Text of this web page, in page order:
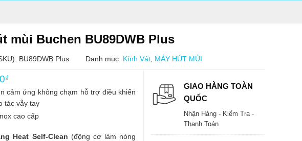
mùi Buchen BU89DWB Plus
BU89DWB Plus Danh mục: Kính Vát MÁY HÚT MÙI
₫
cảm ứng không chạm hỗ trợ điều khiển
tác vẫy tay
cao cấp
Heat Self-Clean (động cơ làm nóng
GIAO HÀNG TOÀN
QUỐC
Nhận Hàng - Kiểm Tra -
Thanh Toán